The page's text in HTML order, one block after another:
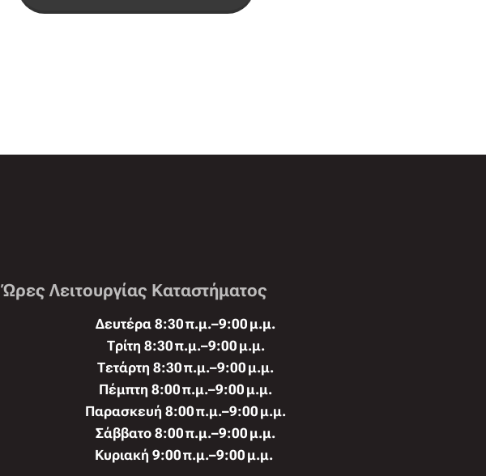
Ώρες Λειτουργίας Καταστήματος
Δευτέρα 8:30 π.μ.–9:00 μ.μ.
Τρίτη 8:30 π.μ.–9:00 μ.μ.
Τετάρτη 8:30 π.μ.–9:00 μ.μ.
Πέμπτη 8:00 π.μ.–9:00 μ.μ.
Παρασκευή 8:00 π.μ.–9:00 μ.μ.
Σάββατο 8:00 π.μ.–9:00 μ.μ.
Κυριακή 9:00 π.μ.–9:00 μ.μ.